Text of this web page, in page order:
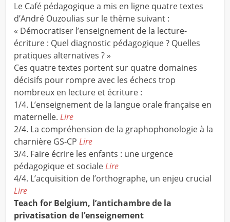
Le Café pédagogique a mis en ligne quatre textes
d’André Ouzoulias sur le thème suivant :
« Démocratiser l’enseignement de la lecture-
écriture : Quel diagnostic pédagogique ? Quelles
pratiques alternatives ? »
Ces quatre textes portent sur quatre domaines
décisifs pour rompre avec les échecs trop
nombreux en lecture et écriture :
1/4. L’enseignement de la langue orale française en
maternelle. Lire
2/4. La compréhension de la graphophonologie à la
charnière GS-CP Lire
3/4. Faire écrire les enfants : une urgence
pédagogique et socialeLire
4/4. L’acquisition de l’orthographe, un enjeu crucial
Lire
Teach for Belgium, l’antichambre de la
privatisation de l’enseignement